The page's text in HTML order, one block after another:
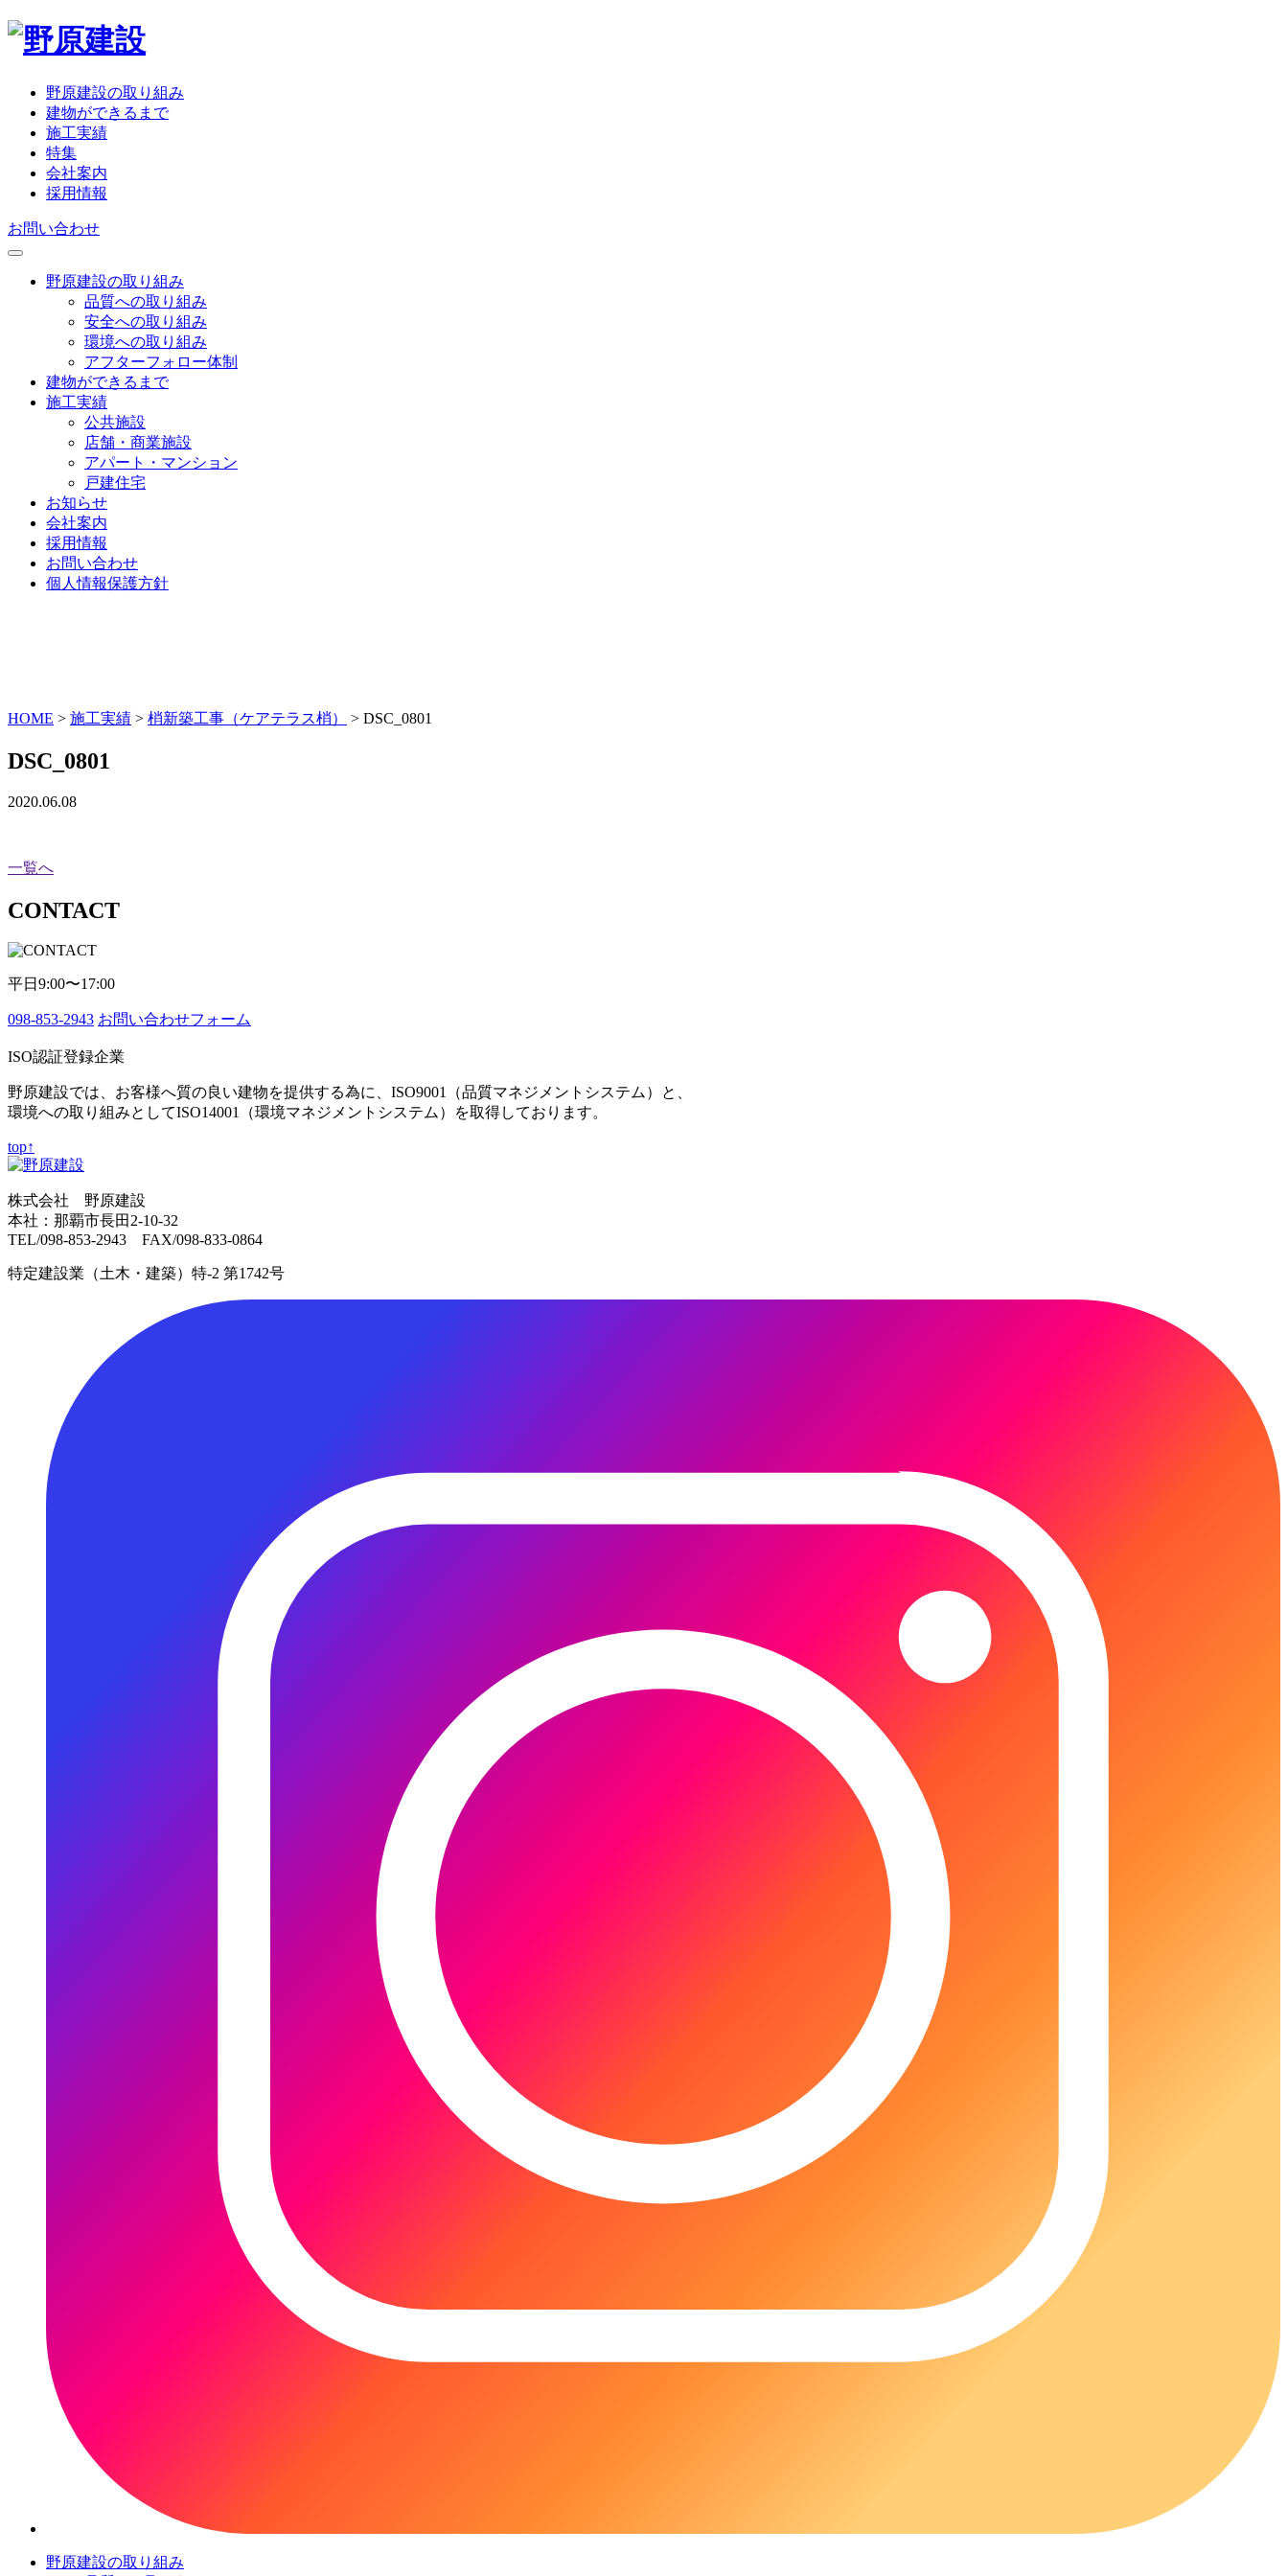
野原建設の取り組み
建物ができるまで
施工実績
特集
会社案内
採用情報
お問い合わせ
野原建設の取り組み
品質への取り組み
安全への取り組み
環境への取り組み
アフターフォロー体制
建物ができるまで
施工実績
公共施設
店舗・商業施設
アパート・マンション
戸建住宅
お知らせ
会社案内
採用情報
お問い合わせ
個人情報保護方針
HOME > 施工実績 > 梢新築工事（ケアテラス梢） > DSC_0801
DSC_0801
2020.06.08
一覧へ
CONTACT
平日9:00〜17:00
098-853-2943 お問い合わせフォーム
ISO認証登録企業
野原建設では、お客様へ質の良い建物を提供する為に、ISO9001（品質マネジメントシステム）と、
環境への取り組みとしてISO14001（環境マネジメントシステム）を取得しております。
top↑
株式会社 野原建設
本社：那覇市長田2-10-32
TEL/098-853-2943 FAX/098-833-0864
特定建設業（土木・建築）特-2 第1742号
野原建設の取り組み